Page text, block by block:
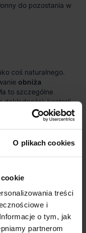
O plikach cookies
treści
i
o tym, jak
partnerom
obniża